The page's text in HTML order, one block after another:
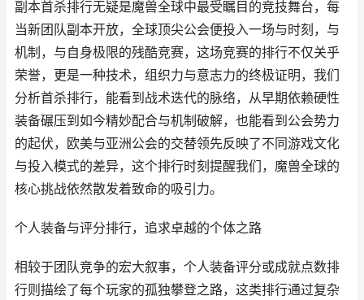
副本首杀排行无疑是魔兽全球中最受瞩目的竞技舞台，每
当新团队副本开放，全球顶尖公会便投入一场与时刻，与
机制，与自身极限的残酷竞赛，这场竞赛的排行不仅关乎
荣誉，更是一种技术，组织力与意志力的终极证明，我们
分析首杀排行，能看到战术迭代的脉络，从早期依赖硬性
装备碾压到如今精妙配合与机制破解，也能看到公会势力
的起伏，欧美与亚洲公会的交替领先反映了不同游戏文化
与投入模式的差异，这个排行时刻提醒我们，魔兽全球的
核心挑战依然散发着致命的吸引力。
个人装备与评分排行，追求卓越的个体之路
相较于团队竞争的宏大叙事，个人装备评分或成就点数排
行则描绘了每个玩家的孤独攀登之路，这类排行通过复杂